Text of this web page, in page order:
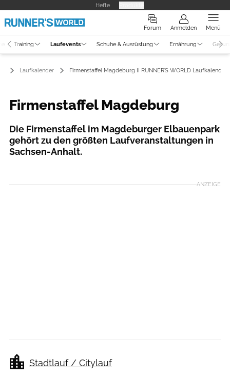
Hefte
Forum Anmelden Menü
Training Laufevents Schuhe & Ausrüstung Ernährung
Laufkalender Firmenstaffel Magdeburg II RUNNER’S WORLD Laufkalender
Firmenstaffel Magdeburg
Die Firmenstaffel im Magdeburger Elbauenpark
gehört zu den größten Laufveranstaltungen in
Sachsen-Anhalt.
ANZEIGE
Stadtlauf / Citylauf